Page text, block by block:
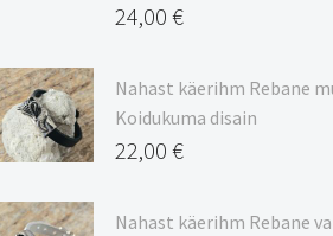
24,00 €
Nahast käerihm Rebane
Koidukuma disain
22,00 €
Nahast käerihm Rebane